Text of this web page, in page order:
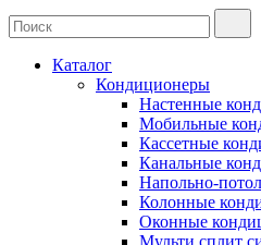
Каталог
Кондиционеры
Настенные
Мобильные
Кассетные
Канальные
Напольно-
Колонные
Оконные
Мульти сплит